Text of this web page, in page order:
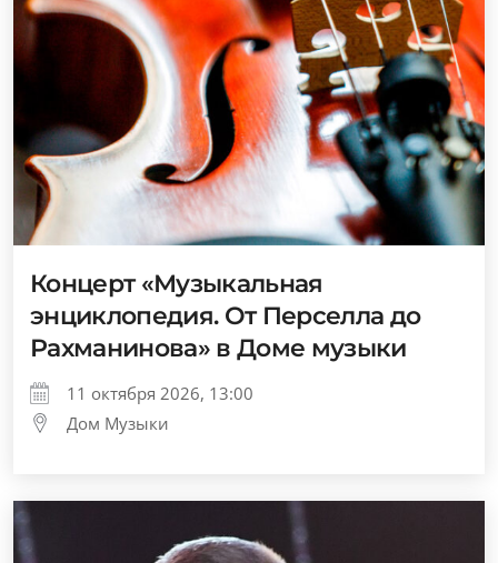
Концерт «Музыкальная
энциклопедия. От Перселла до
Рахманинова» в Доме музыки
11 октября 2026, 13:00
Дом Музыки